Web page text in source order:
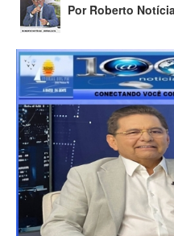
Por Roberto